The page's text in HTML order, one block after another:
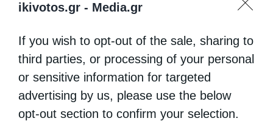
ikivotos.gr - Media.gr
If you wish to opt-out of the sale, sharing to
third parties, or processing of your personal
or sensitive information for targeted
advertising by us, please use the below
opt-out section to confirm your selection.